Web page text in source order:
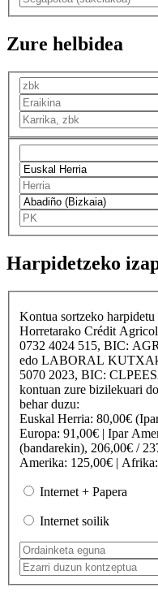
Zure helbidea
Harpidetzeko
Kontua sortzeko harpidetu
Horretarako Crédit
0732 4024 515, BIC:
edo LABORAL KUTXA
5070 2023, BIC:
kontuan zure bizilekuari
behar duzu:
Euskal Herria: 80,00€
Europa: 91,00€ | Ipar
(bandarekin), 206,00€ /
Amerika: 125,00€ | Afrika
Internet + Papera
Internet soilik